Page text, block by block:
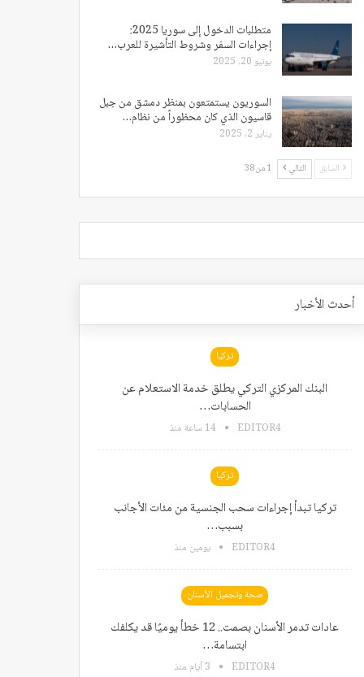
متطلبات الدخول إلى سوريا 2025:
إجراءات السفر وشروط التأشيرة للعرب…
يونيو 20, 2025
السوريون يستمتعون بمنظر دمشق من جبل
قاسيون الذي كان محظوراً من نظام…
يناير 2, 2025
السابق التالي 1 من 38
أحدث الأخبار
تركيا
البنك المركزي التركي يطلق خدمة الاستعلام عن
الحسابات…
EDITOR4 14 ساعة منذ
تركيا
تركيا تبدأ إجراءات سحب الجنسية من مئات الأجانب
بسبب…
EDITOR4 يومين منذ
صحة وتجميل الأسنان
عادات تدمر الأسنان بصمت.. 12 خطأ يوميًا قد يكلفك
ابتسامة…
EDITOR4 3 أيام منذ